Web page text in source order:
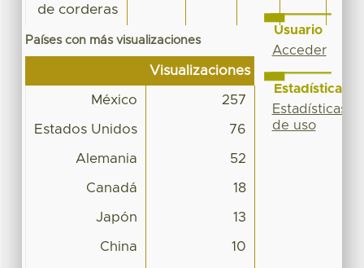
de corderas
Países con más visualizaciones
Visualizaciones
México 257
Estados Unidos 76
Alemania 52
Canadá 18
Japón 13
China 10
Usuario
Acceder
Estadísticas
Estadísticas
de uso